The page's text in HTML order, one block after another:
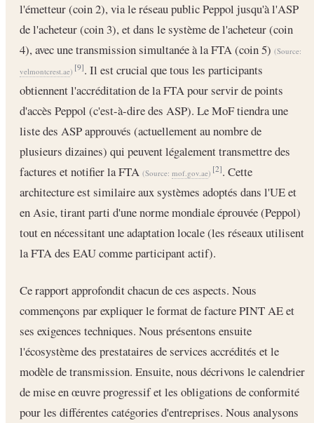
l'émetteur (coin 2), via le réseau public Peppol jusqu'à l'ASP
de l'acheteur (coin 3), et dans le système de l'acheteur (coin
4), avec une transmission simultanée à la FTA (coin 5) (Source:
velmontcrest.ae) [9]. Il est crucial que tous les participants
obtiennent l'accréditation de la FTA pour servir de points
d'accès Peppol (c'est-à-dire des ASP). Le MoF tiendra une
liste des ASP approuvés (actuellement au nombre de
plusieurs dizaines) qui peuvent légalement transmettre des
factures et notifier la FTA (Source: mof.gov.ae) [2]. Cette
architecture est similaire aux systèmes adoptés dans l'UE et
en Asie, tirant parti d'une norme mondiale éprouvée (Peppol)
tout en nécessitant une adaptation locale (les réseaux utilisent
la FTA des EAU comme participant actif).
Ce rapport approfondit chacun de ces aspects. Nous
commençons par expliquer le format de facture PINT AE et
ses exigences techniques. Nous présentons ensuite
l'écosystème des prestataires de services accrédités et le
modèle de transmission. Ensuite, nous décrivons le calendrier
de mise en œuvre progressif et les obligations de conformité
pour les différentes catégories d'entreprises. Nous analysons